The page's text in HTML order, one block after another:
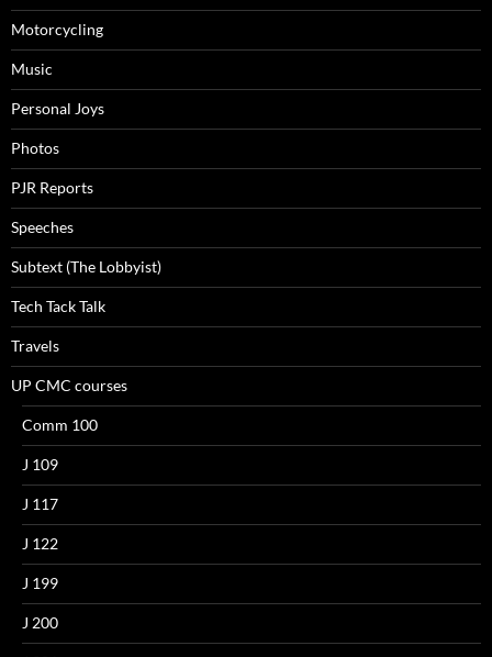
Motorcycling
Music
Personal Joys
Photos
PJR Reports
Speeches
Subtext (The Lobbyist)
Tech Tack Talk
Travels
UP CMC courses
Comm 100
J 109
J 117
J 122
J 199
J 200